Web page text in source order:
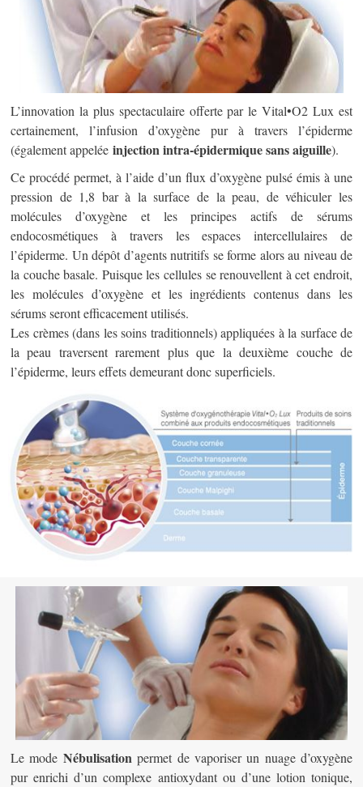
L’innovation la plus spectaculaire offerte par le Vital•O2 Lux est
certainement, l’infusion d’oxygène pur à travers l’épiderme
(également appelée injection intra-épidermique sans aiguille).
Ce procédé permet, à l’aide d’un flux d’oxygène pulsé émis à une
pression de 1,8 bar à la surface de la peau, de véhiculer les
molécules d’oxygène et les principes actifs de sérums
endocosmétiques à travers les espaces intercellulaires de
l’épiderme. Un dépôt d’agents nutritifs se forme alors au niveau de
la couche basale. Puisque les cellules se renouvellent à cet endroit,
les molécules d’oxygène et les ingrédients contenus dans les
sérums seront efficacement utilisés.
Les crèmes (dans les soins traditionnels) appliquées à la surface de
la peau traversent rarement plus que la deuxième couche de
l’épiderme, leurs effets demeurant donc superficiels.
Le mode Nébulisation permet de vaporiser un nuage d’oxygène
pur enrichi d’un complexe antioxydant ou d’une lotion tonique,